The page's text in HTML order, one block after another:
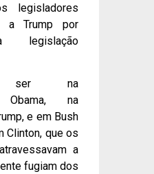
legisladores
a Trump por
legislação
ser na
Obama, na
e em Bush
Clinton, que os
a
fugiam dos